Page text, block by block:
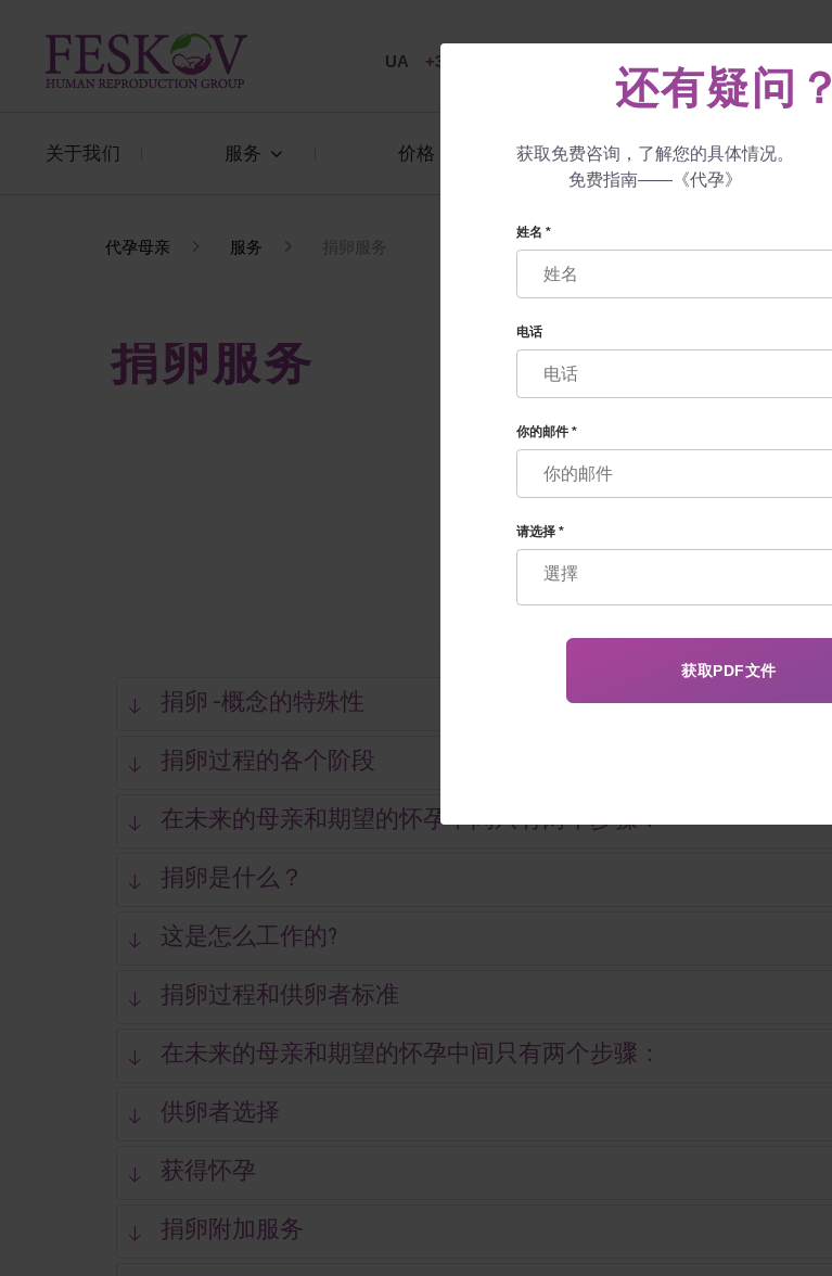
UA +38 057 760 48 29 +447587761507
关于我们 服务 价格 评语 博客
代孕母亲 服务 捐卵服务
捐卵服务
捐卵 -概念的特殊性
捐卵过程的各个阶段
在未来的母亲和期望的怀孕中间只有两个步骤：
捐卵是什么？
这是怎么工作的?
捐卵过程和供卵者标准
在未来的母亲和期望的怀孕中间只有两个步骤：
供卵者选择
获得怀孕
捐卵附加服务
还有疑问？
获取免费咨询，了解您的具体情况。
免费指南——《代孕》
姓名 *
电话
你的邮件 *
请选择 *